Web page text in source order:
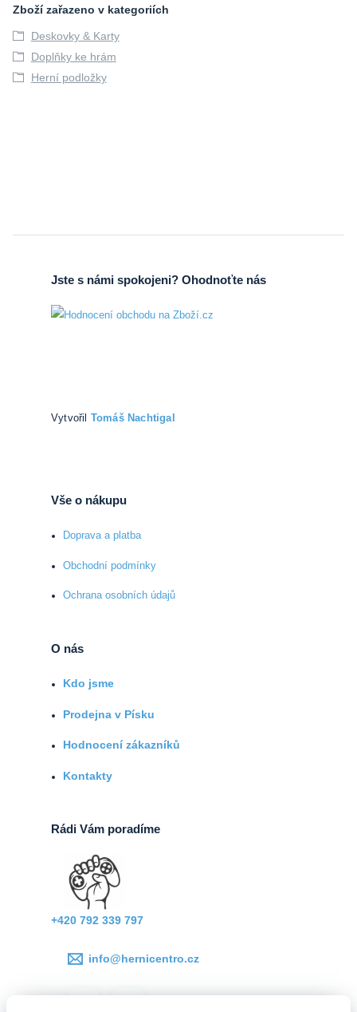
Zboží zařazeno v kategoriích
Deskovky & Karty
Doplňky ke hrám
Herní podložky
Jste s námi spokojeni? Ohodnoťte nás
Vytvořil Tomáš Nachtigal
Vše o nákupu
Doprava a platba
Obchodní podmínky
Ochrana osobních údajů
O nás
Kdo jsme
Prodejna v Písku
Hodnocení zákazníků
Kontakty
Rádi Vám poradíme
+420 792 339 797
info@hernicentro.cz